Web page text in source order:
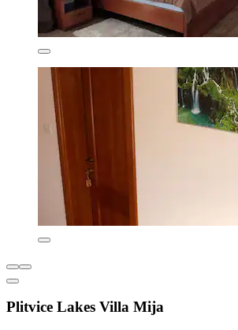
Plitvice Lakes Villa Mija